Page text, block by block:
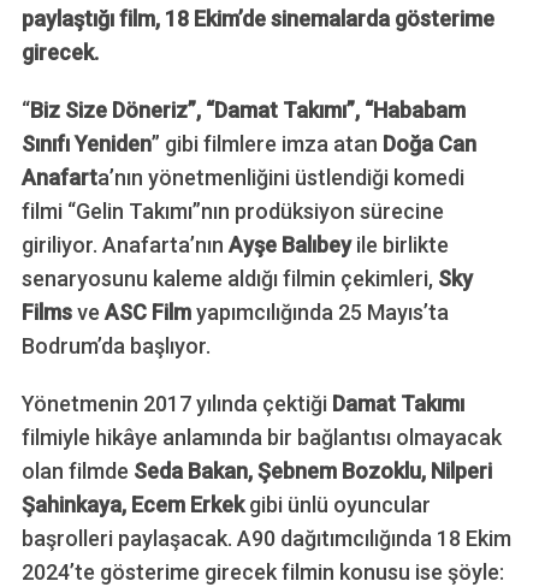
paylaştığı film, 18 Ekim’de sinemalarda gösterime
girecek.
“Biz Size Döneriz”, “Damat Takımı”, “Hababam
Sınıfı Yeniden” gibi filmlere imza atan Doğa Can
Anafarta’nın yönetmenliğini üstlendiği komedi
filmi “Gelin Takımı”nın prodüksiyon sürecine
giriliyor. Anafarta’nınAyşe Balıbeyile birlikte
senaryosunu kaleme aldığı filmin çekimleri, Sky
FilmsveASC Filmyapımcılığında 25 Mayıs’ta
Bodrum’da başlıyor.
Yönetmenin 2017 yılında çektiği Damat Takımı
filmiyle hikâye anlamında bir bağlantısı olmayacak
olan filmde Seda Bakan, Şebnem Bozoklu, Nilperi
Şahinkaya, Ecem Erkekgibi ünlü oyuncular
başrolleri paylaşacak. A90 dağıtımcılığında 18 Ekim
2024’te gösterime girecek filmin konusu ise şöyle: